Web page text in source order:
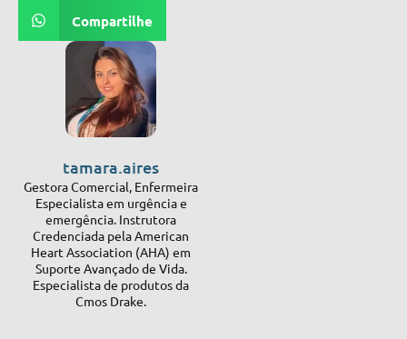
Compartilhe
tamara.aires
Gestora Comercial, Enfermeira
Especialista em urgência e
emergência. Instrutora
Credenciada pela American
Heart Association (AHA) em
Suporte Avançado de Vida.
Especialista de produtos da
Cmos Drake.